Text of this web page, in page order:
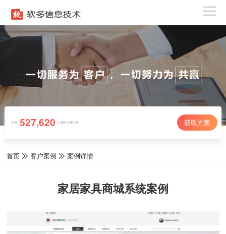
已有 527,620 人领取专属方案 获取方案
首页 客户案例 案例详情
家居家具商城系统案例